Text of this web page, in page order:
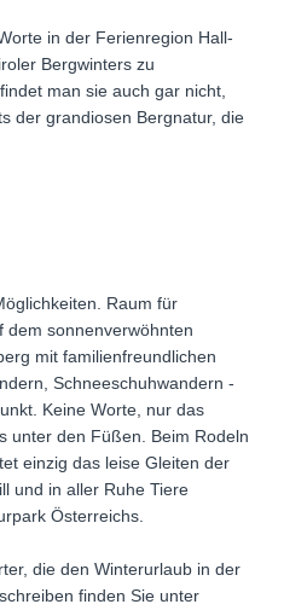
in der Ferienregion Hall-
Bergwinters zu
man sie auch gar nicht,
der grandiosen Bergnatur, die
Raum für
dem sonnenverwöhnten
mit familienfreundlichen
Schneeschuhwandern -
Keine Worte, nur das
unter den Füßen. Beim Rodeln
einzig das leise Gleiten der
und in aller Ruhe Tiere
Österreichs.
die den Winterurlaub in der
finden Sie unter